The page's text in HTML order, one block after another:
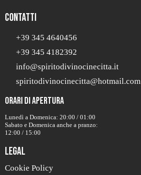
Contatti
+39 345 4640456
+39 345 4182392
info@spiritodivinocinecitta.it
spiritodivinocinecitta@hotmail.com
Orari di apertura
Lunedì a Domenica: 20:00 / 01:00
Sabato e Domenica anche a pranzo:
12:00 / 15:00
Legal
Cookie Policy